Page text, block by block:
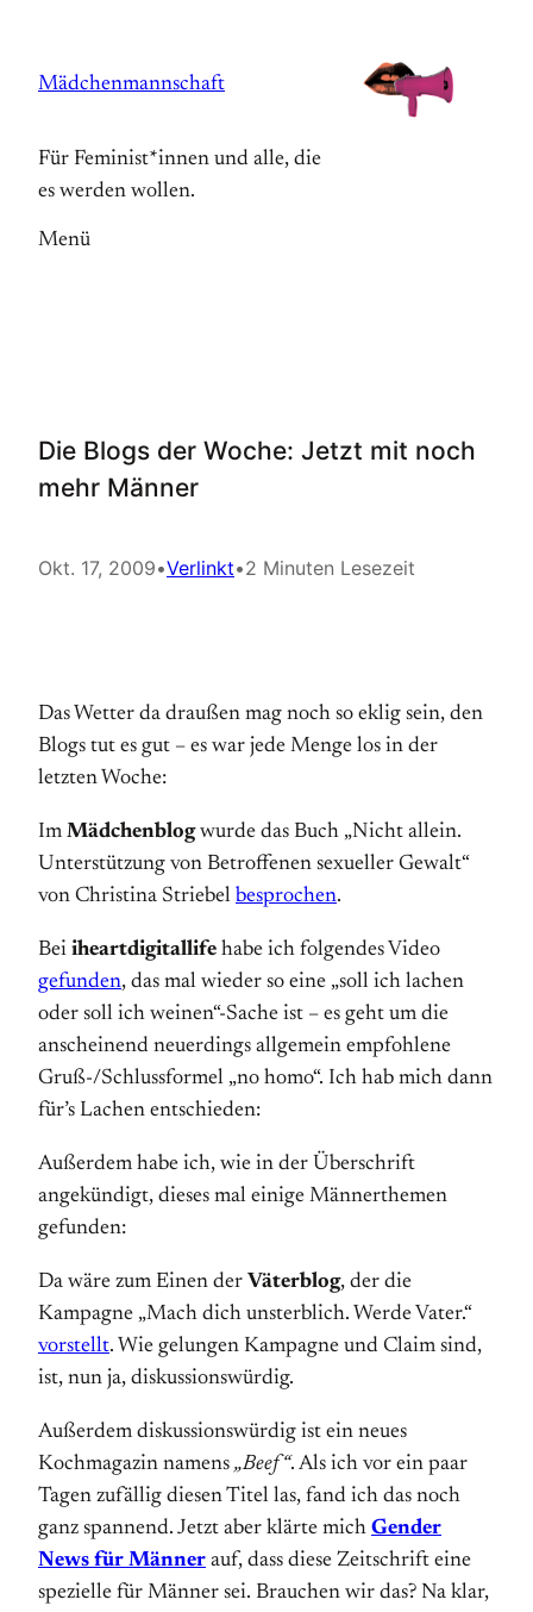
springen
Mädchenmannschaft
Für Feminist*innen und alle, die
es werden wollen.
Menü
Die Blogs der Woche: Jetzt mit noch
mehr Männer
Okt. 17, 2009•Verlinkt•2 Minuten Lesezeit
Das Wetter da draußen mag noch so eklig sein, den
Blogs tut es gut – es war jede Menge los in der
letzten Woche:
Im Mädchenblogwurde das Buch „Nicht allein.
Unterstützung von Betroffenen sexueller Gewalt“
von Christina Striebel besprochen.
Bei iheartdigitallife habe ich folgendes Video
gefunden, das mal wieder so eine „soll ich lachen
oder soll ich weinen“-Sache ist – es geht um die
anscheinend neuerdings allgemein empfohlene
Gruß-/Schlussformel „no homo“. Ich hab mich dann
für’s Lachen entschieden:
Außerdem habe ich, wie in der Überschrift
angekündigt, dieses mal einige Männerthemen
gefunden:
Da wäre zum Einen der Väterblog, der die
Kampagne „Mach dich unsterblich. Werde Vater.“
vorstellt. Wie gelungen Kampagne und Claim sind,
ist, nun ja, diskussionswürdig.
Außerdem diskussionswürdig ist ein neues
Kochmagazin namens „Beef“. Als ich vor ein paar
Tagen zufällig diesen Titel las, fand ich das noch
ganz spannend. Jetzt aber klärte mich Gender
News für Männer auf, dass diese Zeitschrift eine
spezielle für Männer sei. Brauchen wir das? Na klar,